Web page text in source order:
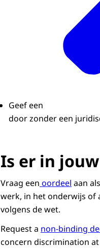
Geef een
door zonder een
Is er in
Vraag een oordeel aan
werk, in het onderwijs of
volgens de wet.
Request a non-binding
concern discrimination